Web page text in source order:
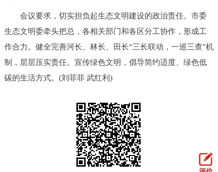
会议要求，切实担负起生态文明建设的政治责任。市委
生态文明委牵头把总，各相关部门和各区分工协作，形成工
作合力。健全完善河长、林长、田长“三长联动，一巡三查”机
制，层层压实责任。宣传绿色文明，倡导简约适度、绿色低
碳的生活方式。(刘菲菲 武红利)